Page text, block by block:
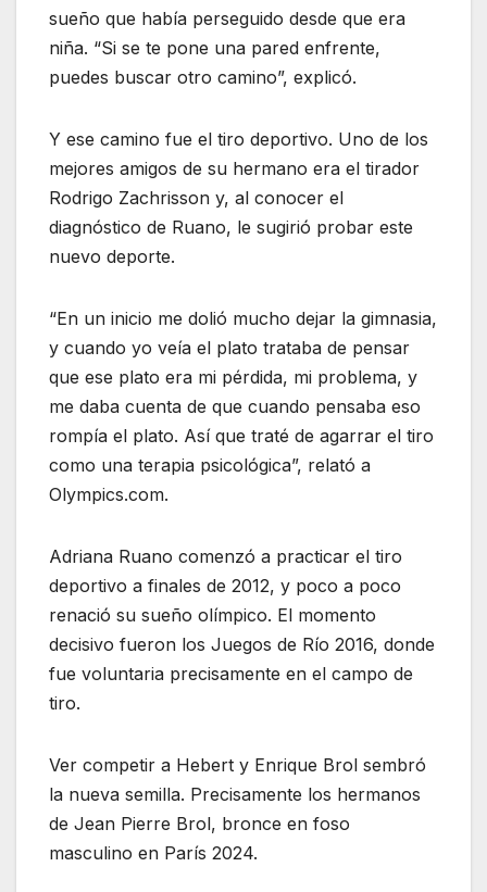
sueño que había perseguido desde que era
niña. “Si se te pone una pared enfrente,
puedes buscar otro camino”, explicó.
Y ese camino fue el tiro deportivo. Uno de los
mejores amigos de su hermano era el tirador
Rodrigo Zachrisson y, al conocer el
diagnóstico de Ruano, le sugirió probar este
nuevo deporte.
“En un inicio me dolió mucho dejar la gimnasia,
y cuando yo veía el plato trataba de pensar
que ese plato era mi pérdida, mi problema, y
me daba cuenta de que cuando pensaba eso
rompía el plato. Así que traté de agarrar el tiro
como una terapia psicológica”, relató a
Olympics.com.
Adriana Ruano comenzó a practicar el tiro
deportivo a finales de 2012, y poco a poco
renació su sueño olímpico. El momento
decisivo fueron los Juegos de Río 2016, donde
fue voluntaria precisamente en el campo de
tiro.
Ver competir a Hebert y Enrique Brol sembró
la nueva semilla. Precisamente los hermanos
de Jean Pierre Brol, bronce en foso
masculino en París 2024.